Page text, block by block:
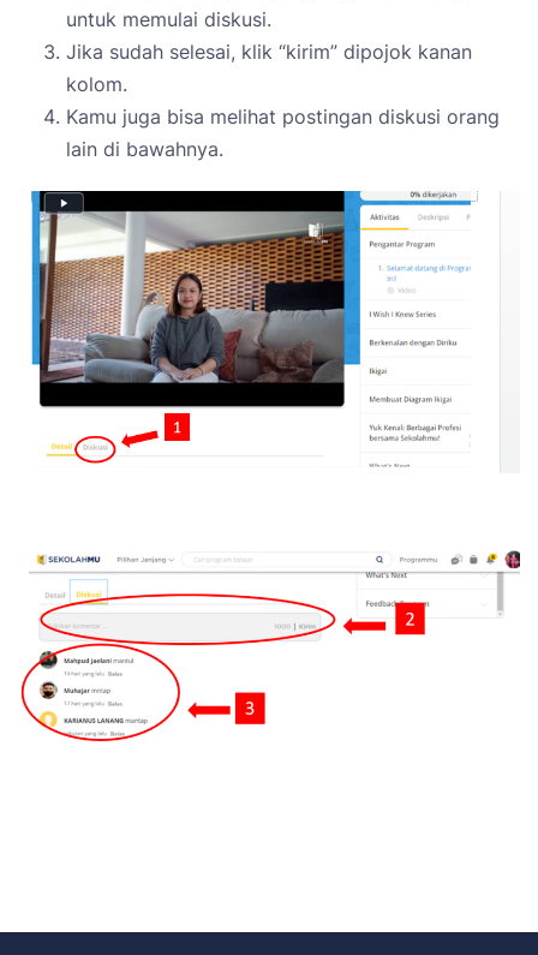
untuk memulai diskusi.
Jika sudah selesai, klik “kirim” dipojok kanan
kolom.
Kamu juga bisa melihat postingan diskusi orang
lain di bawahnya.